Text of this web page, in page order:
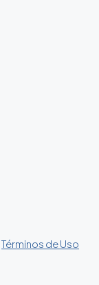
Términos de Uso